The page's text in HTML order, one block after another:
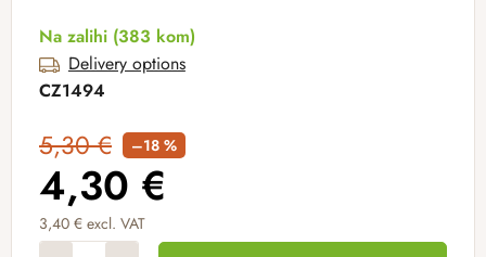
Na zalihi (383 kom)
Delivery options
CZ1494
5,30 € –18 %
4,30 €
3,40 € excl. VAT